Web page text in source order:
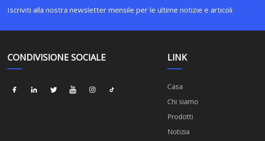
Iscriviti alla nostra newsletter mensile per le ultime notizie e articoli
CONDIVISIONE SOCIALE LINK
Casa
Chi siamo
Prodotti
Notizia